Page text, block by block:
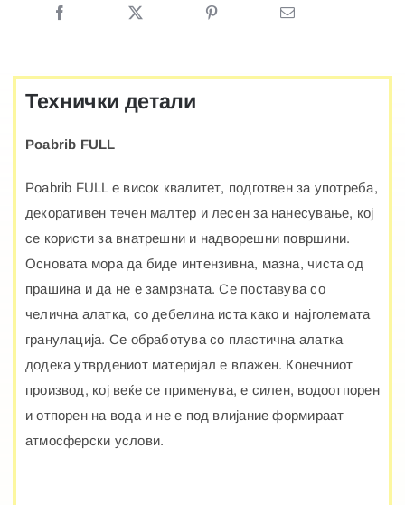
Технички детали
Poabrib FULL
Poabrib FULL е висок квалитет, подготвен за употреба,
декоративен течен малтер и лесен за нанесување, кој
се користи за внатрешни и надворешни површини.
Основата мора да биде интензивна, мазна, чиста од
прашина и да не е замрзната. Се поставува со
челична алатка, со дебелина иста како и најголемата
гранулација. Се обработува со пластична алатка
додека утврдениот материјал е влажен. Конечниот
производ, кој веќе се применува, е силен, водоотпорен
и отпорен на вода и не е под влијание формираат
атмосферски услови.